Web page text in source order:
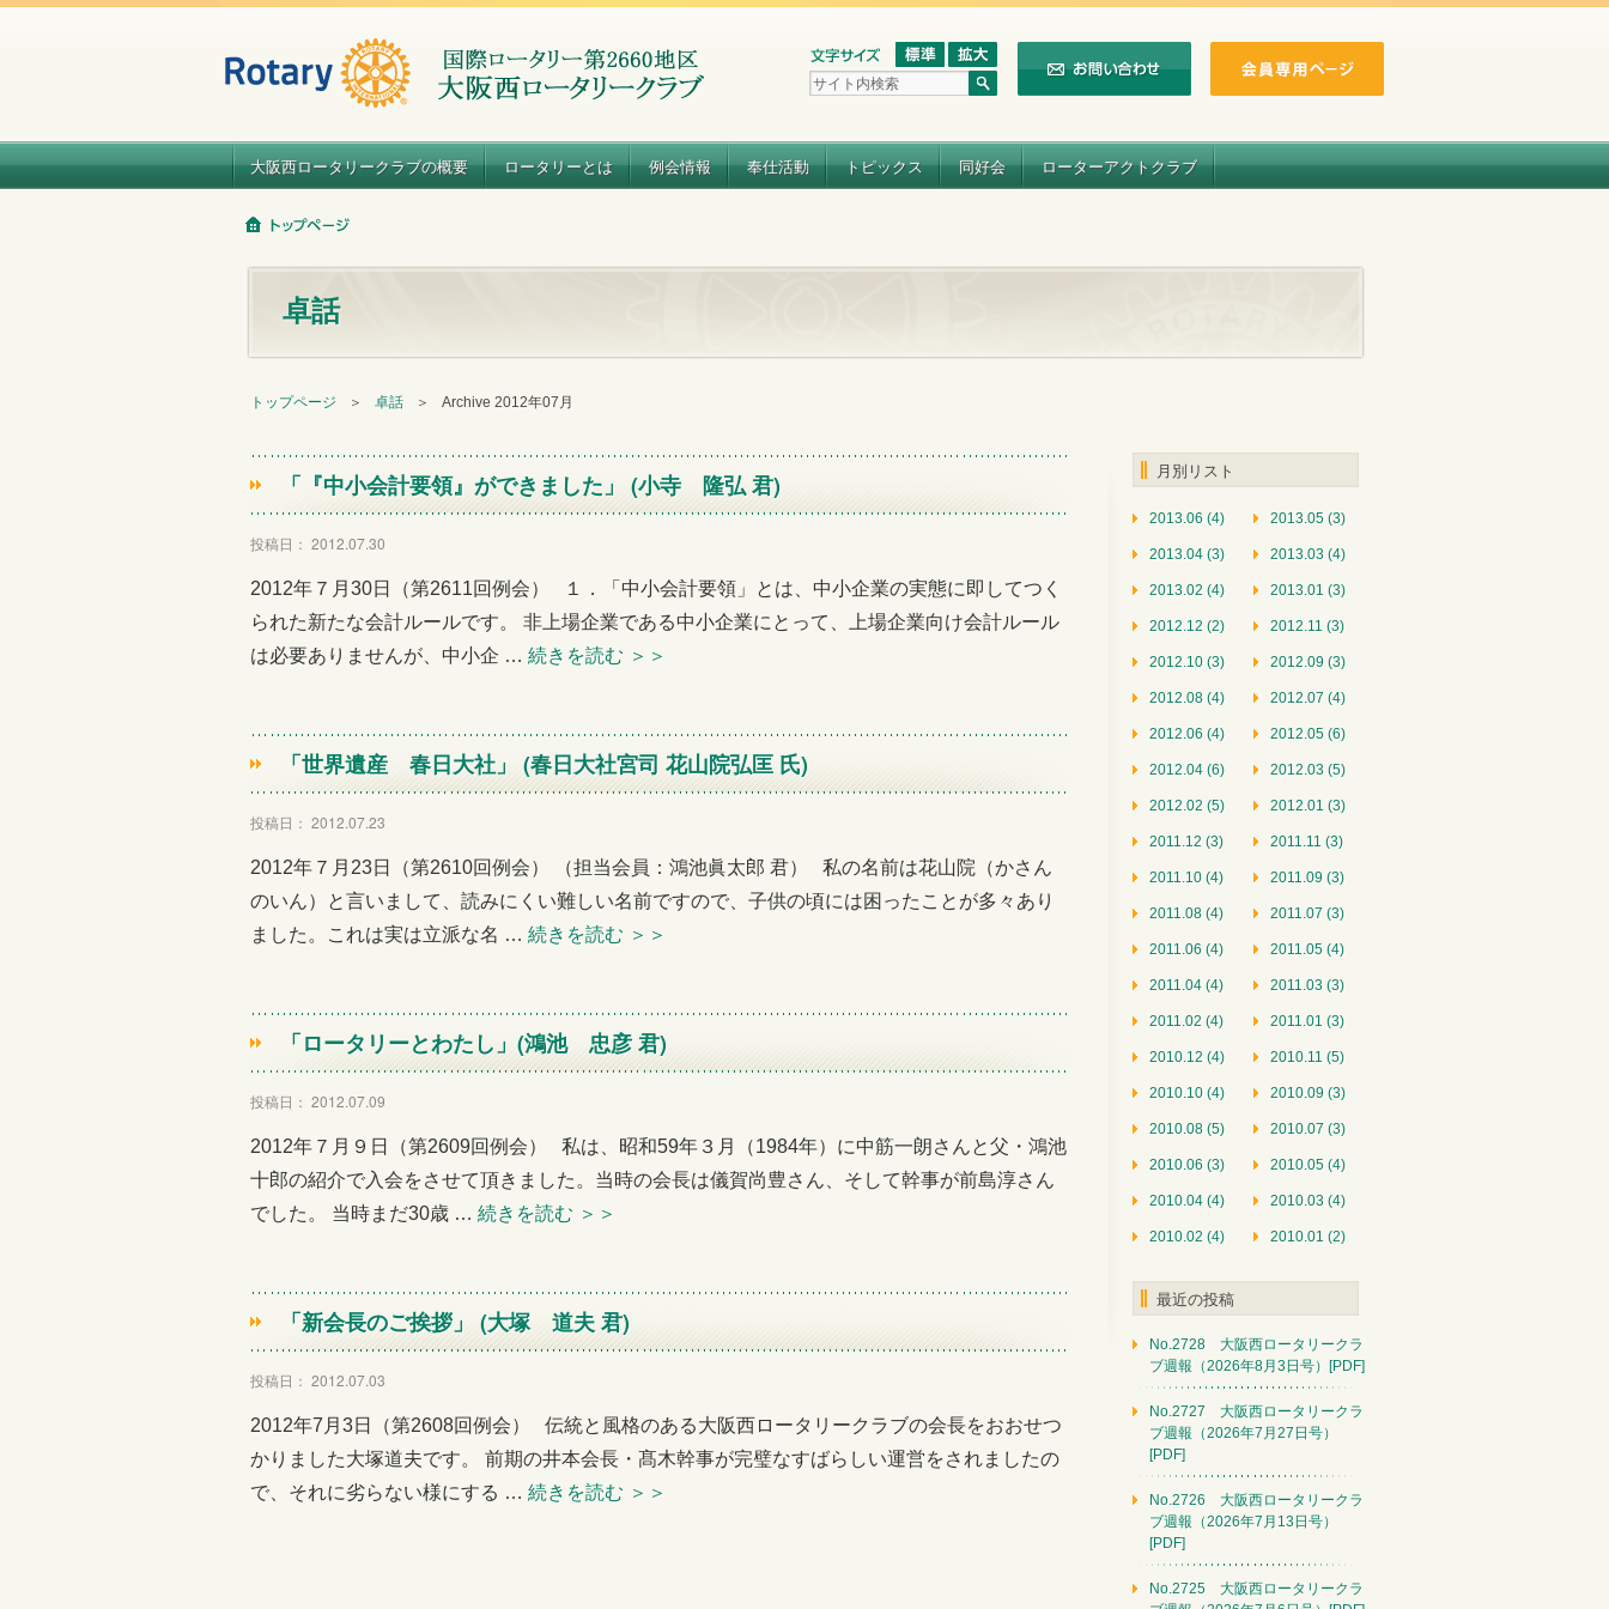
大阪西ロータリークラブの概要 ロータリーとは 例会情報 奉仕活動 トピックス 同好会 ローターアクトクラブ
卓話
トップページ ＞ 卓話 ＞ Archive 2012年07月
「『中小会計要領』ができました」 (小寺 隆弘 君)
投稿日： 2012.07.30
2012年７月30日（第2611回例会） １．「中小会計要領」とは、中小企業の実態に即してつく
られた新たな会計ルールです。 非上場企業である中小企業にとって、上場企業向け会計ルール
は必要ありませんが、中小企 … 続きを読む ＞＞
「世界遺産 春日大社」 (春日大社宮司 花山院弘匡 氏)
投稿日： 2012.07.23
2012年７月23日（第2610回例会） （担当会員：鴻池眞太郎 君） 私の名前は花山院（かさん
のいん）と言いまして、読みにくい難しい名前ですので、子供の頃には困ったことが多々あり
ました。これは実は立派な名 … 続きを読む ＞＞
「ロータリーとわたし」(鴻池 忠彦 君)
投稿日： 2012.07.09
2012年７月９日（第2609回例会） 私は、昭和59年３月（1984年）に中筋一朗さんと父・鴻池
十郎の紹介で入会をさせて頂きました。当時の会長は儀賀尚豊さん、そして幹事が前島淳さん
でした。 当時まだ30歳 … 続きを読む ＞＞
「新会長のご挨拶」 (大塚 道夫 君)
投稿日： 2012.07.03
2012年7月3日（第2608回例会） 伝統と風格のある大阪西ロータリークラブの会長をおおせつ
かりました大塚道夫です。 前期の井本会長・髙木幹事が完璧なすばらしい運営をされましたの
で、それに劣らない様にする … 続きを読む ＞＞
月別リスト
2013.06 (4) 2013.05 (3)
2013.04 (3) 2013.03 (4)
2013.02 (4) 2013.01 (3)
2012.12 (2) 2012.11 (3)
2012.10 (3) 2012.09 (3)
2012.08 (4) 2012.07 (4)
2012.06 (4) 2012.05 (6)
2012.04 (6) 2012.03 (5)
2012.02 (5) 2012.01 (3)
2011.12 (3) 2011.11 (3)
2011.10 (4) 2011.09 (3)
2011.08 (4) 2011.07 (3)
2011.06 (4) 2011.05 (4)
2011.04 (4) 2011.03 (3)
2011.02 (4) 2011.01 (3)
2010.12 (4) 2010.11 (5)
2010.10 (4) 2010.09 (3)
2010.08 (5) 2010.07 (3)
2010.06 (3) 2010.05 (4)
2010.04 (4) 2010.03 (4)
2010.02 (4) 2010.01 (2)
最近の投稿
No.2728 大阪西ロータリークラ
ブ週報（2026年8月3日号）[PDF]
No.2727 大阪西ロータリークラ
ブ週報（2026年7月27日号）
[PDF]
No.2726 大阪西ロータリークラ
ブ週報（2026年7月13日号）
[PDF]
No.2725 大阪西ロータリークラ